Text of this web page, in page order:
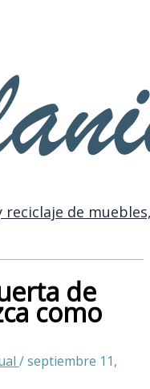
de
de
como
/septiembre 11,